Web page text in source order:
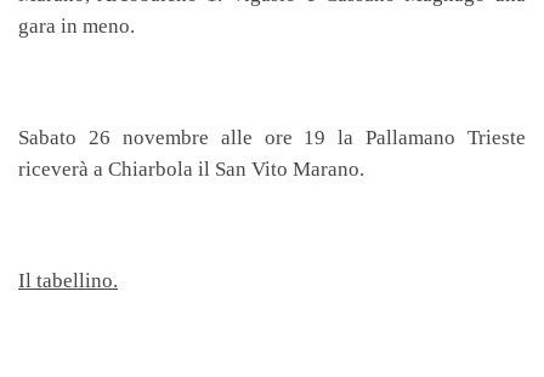
gara in meno.
Sabato 26 novembre alle ore 19 la Pallamano Trieste
riceverà a Chiarbola il San Vito Marano.
Il tabellino.